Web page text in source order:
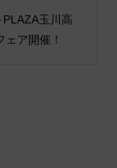
玉川高
ア開催！